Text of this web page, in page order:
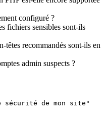
configuré ?
fichiers sensibles sont-ils
têtes recommandés sont-ils en
admin suspects ?
de mon site"